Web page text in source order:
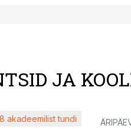
JA
8 akadeemilist tundi